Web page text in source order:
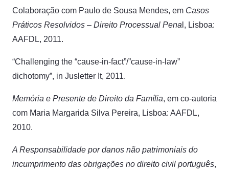
Colaboração com Paulo de Sousa Mendes, em Casos
Práticos Resolvidos – Direito Processual Pena l, Lisboa:
AAFDL, 2011.
“Challenging the “cause-in-fact”/”cause-in-law”
dichotomy”, in Jusletter It, 2011.
Memória e Presente de Direito da Família, em co-autoria
com Maria Margarida Silva Pereira, Lisboa: AAFDL,
2010.
A Responsabilidade por danos não patrimoniais do
incumprimento das obrigações no direito civil português,